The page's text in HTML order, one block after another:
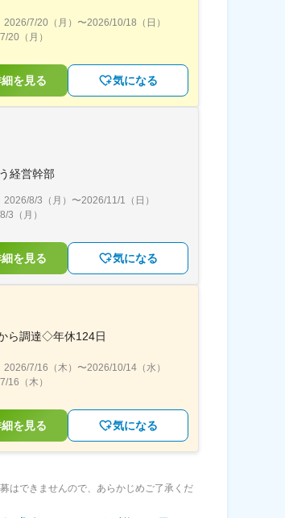
2026/7/20（月） 〜2026/10/18（日）
20（月）
を見る 気になる
経営幹部
2026/8/3（月） 〜2026/11/1（日）
3（月）
を見る 気になる
ら調達◇年休124日
2026/7/16（木） 〜2026/10/14（水）
16（木）
を見る 気になる
はできませんので、あらかじめご了承くだ